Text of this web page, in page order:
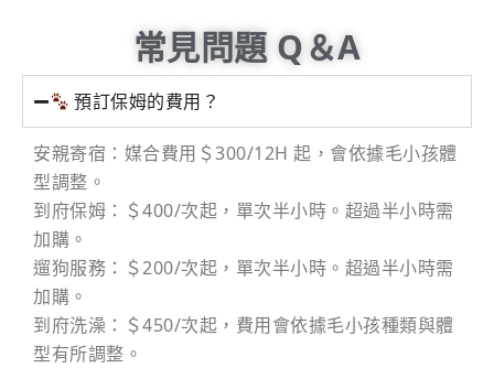
常見問題 Q＆A
預訂保姆的費用？
安親寄宿：媒合費用＄300/12H 起，會依據毛小孩體
型調整。
到府保姆：＄400/次起，單次半小時。超過半小時需
加購。
遛狗服務：＄200/次起，單次半小時。超過半小時需
加購。
到府洗澡：＄450/次起，費用會依據毛小孩種類與體
型有所調整。